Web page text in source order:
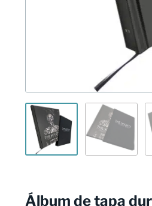
Álbum de tapa